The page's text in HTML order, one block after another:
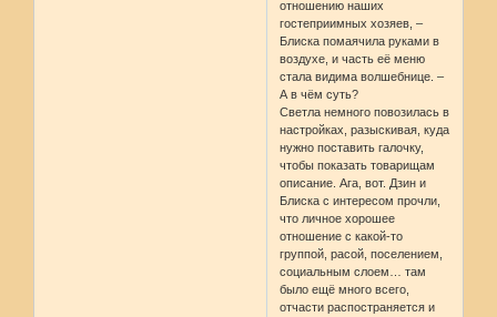
отношению наших
гостеприимных хозяев, –
Блиска помаячила руками в
воздухе, и часть её меню
стала видима волшебнице. –
А в чём суть?
Светла немного повозилась в
настройках, разыскивая, куда
нужно поставить галочку,
чтобы показать товарищам
описание. Ага, вот. Дзин и
Блиска с интересом прочли,
что личное хорошее
отношение с какой-то
группой, расой, поселением,
социальным слоем… там
было ещё много всего,
отчасти распостраняется и